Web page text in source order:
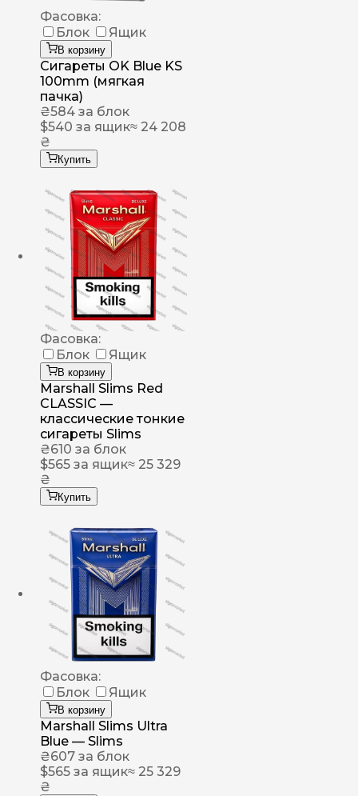
Фасовка:
Блок
Ящик
В корзину
Сигареты OK Blue KS
100mm (мягкая
пачка)
₴584 за блок
$540 за ящик≈ 24 208
₴
Купить
Фасовка:
Блок
Ящик
В корзину
Marshall Slims Red
CLASSIC —
классические тонкие
сигареты Slims
₴610 за блок
$565 за ящик≈ 25 329
₴
Купить
Фасовка:
Блок
Ящик
В корзину
Marshall Slims Ultra
Blue — Slims
₴607 за блок
$565 за ящик≈ 25 329
₴